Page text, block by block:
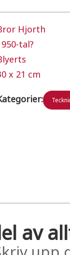
Hjorth
tal?
x 21 cm
av